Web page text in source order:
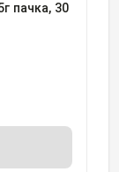
пачка, 30